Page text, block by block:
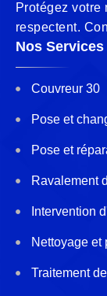
Protégez votre
respectent.
Nos Services
Couvreur 30
Pose et
Pose et
Ravalement
Intervention
Nettoyage et
Traitement